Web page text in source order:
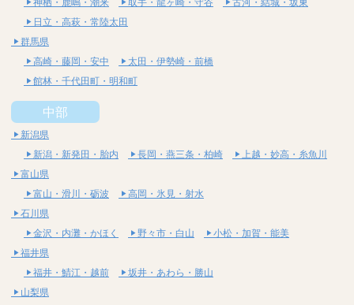
神栖・鹿嶋・潮来 取手・龍ヶ崎・守谷
古河・結城・坂東
日立・高萩・常陸太田
群馬県
高崎・藤岡・安中
太田・伊勢崎・前橋
館林・千代田町・明和町
中部
新潟県
新潟・新発田・胎内
長岡・燕三条・柏崎
上越・妙高・糸魚川
富山県
富山・滑川・砺波
高岡・氷見・射水
石川県
金沢・内灘・かほく
野々市・白山
小松・加賀・能美
福井県
福井・鯖江・越前
坂井・あわら・勝山
山梨県